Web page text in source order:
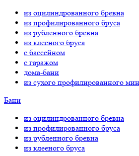
из оцилиндрованного бревна
из профилированного бруса
из рубленного бревна
из клееного бруса
с бассейном
с гаражом
дома-бани
из сухого профилированного
Бани
из оцилиндрованного бревна
из профилированного бруса
из рубленного бревна
из клееного бруса